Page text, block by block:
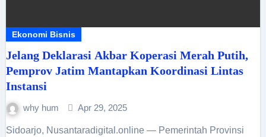
Ekonomi Bisnis
Jelang Deklarasi Akbar Koperasi Merah Putih,
Pemprov Jatim Mantapkan Koordinasi Lintas
Instansi
why hum Apr 29, 2025
Sidoarjo, Nusantaradigital.online — Pemerintah Provinsi